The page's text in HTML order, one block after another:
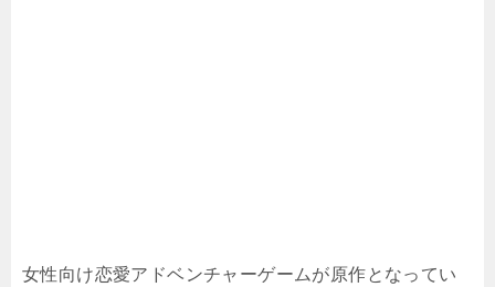
女性向け恋愛アドベンチャーゲームが原作となってい